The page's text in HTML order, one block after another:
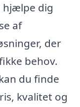
hjælpe dig
af
der
behov.
du finde
kvalitet og